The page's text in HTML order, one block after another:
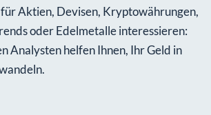
für Aktien, Devisen, Kryptowährungen,
oder Edelmetalle interessieren:
Analysten helfen Ihnen, Ihr Geld in